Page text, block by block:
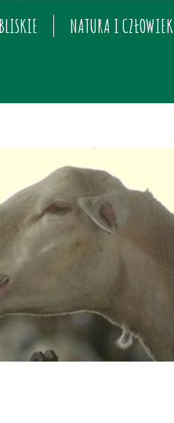
NATURA I CZŁOWIEK